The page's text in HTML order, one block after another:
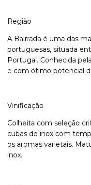
Região
A Bairrada é uma das
portuguesas, situada
Portugal. Conhecida
e com ótimo potencial
Vinificação
Colheita com seleção
cubas de inox com
os aromas varietais.
inox.